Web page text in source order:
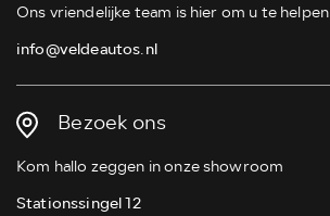
Ons vriendelijke team is hier om u te helpen
info@veldeautos.nl
Bezoek ons
Kom hallo zeggen in onze showroom
Stationssingel 12